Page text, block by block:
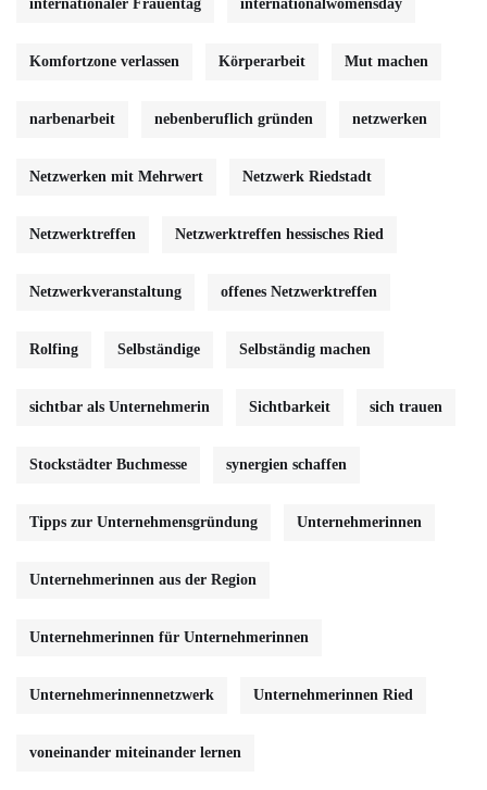
internationaler Frauentag internationalwomensday
Komfortzone verlassen Körperarbeit Mut machen
narbenarbeit nebenberuflich gründen netzwerken
Netzwerken mit Mehrwert Netzwerk Riedstadt
Netzwerktreffen Netzwerktreffen hessisches Ried
Netzwerkveranstaltung offenes Netzwerktreffen
Rolfing Selbständige Selbständig machen
sichtbar als Unternehmerin Sichtbarkeit sich trauen
Stockstädter Buchmesse synergien schaffen
Tipps zur Unternehmensgründung Unternehmerinnen
Unternehmerinnen aus der Region
Unternehmerinnen für Unternehmerinnen
Unternehmerinnennetzwerk Unternehmerinnen Ried
voneinander miteinander lernen